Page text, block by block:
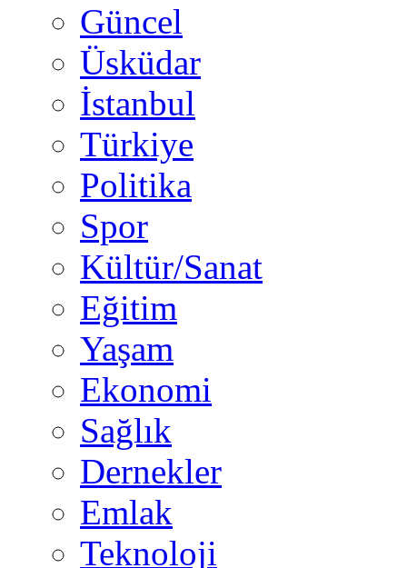
Güncel
Üsküdar
İstanbul
Türkiye
Politika
Spor
Kültür/Sanat
Eğitim
Yaşam
Ekonomi
Sağlık
Dernekler
Emlak
Teknoloji